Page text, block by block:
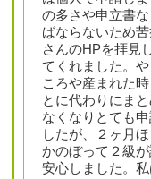
の多さや申立書
ばならないため
さんのHPを拝見
てくれました。
ころや産まれた
とに代わりにま
なくなりとても
したが、２ヶ月
かのぼって２級
安心しました。